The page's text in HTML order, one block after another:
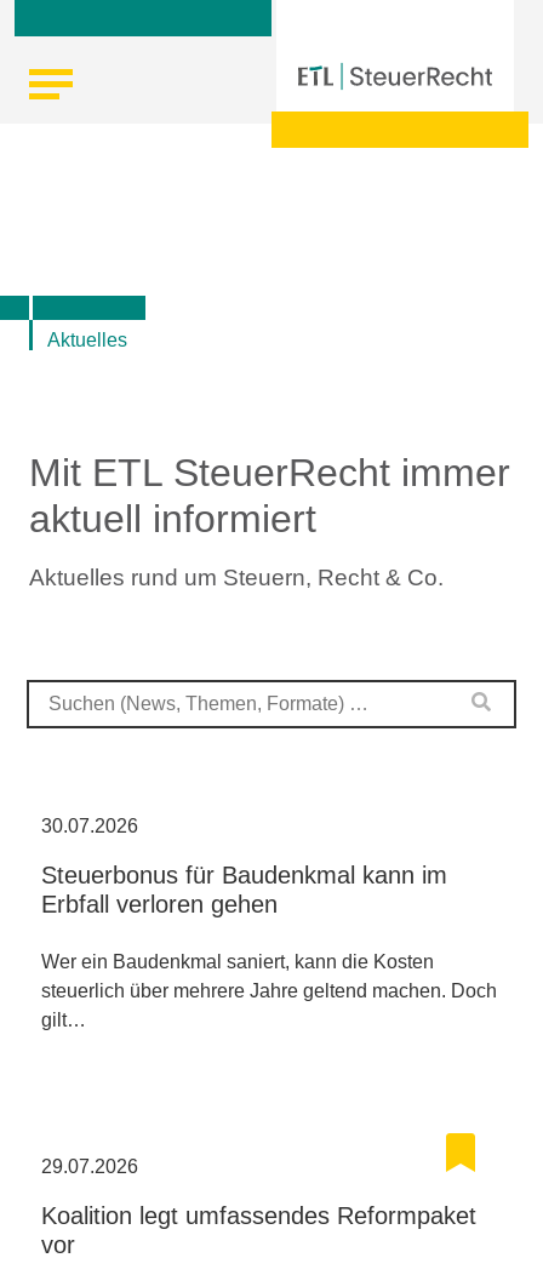
Skip
content
Finanzen
Aktuelles
Mit ETL SteuerRecht immer
aktuell informiert
Aktuelles rund um Steuern, Recht & Co.
30.07.2026
Steuerbonus für Baudenkmal kann im
Erbfall verloren gehen
Wer ein Baudenkmal saniert, kann die Kosten
steuerlich über mehrere Jahre geltend machen. Doch
gilt…
29.07.2026
Koalition legt umfassendes Reformpaket
vor